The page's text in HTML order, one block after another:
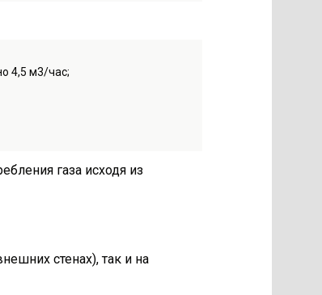
4,5 м3/час;
газа исходя из
стенах), так и на